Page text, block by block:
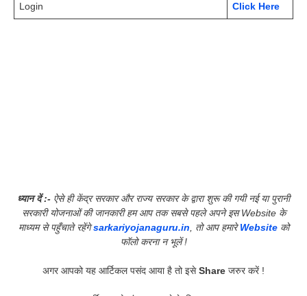
Login Click Here
ध्यान दें :- ऐसे ही केंद्र सरकार और राज्य सरकार के द्वारा शुरू की गयी नई या पुरानी
सरकारी योजनाओं की जानकारी हम आप तक सबसे पहले अपने इस Website के
माध्यम से पहुँचाते रहेंगेsarkariyojanaguru.in , तो आप हमारेWebsiteको
फॉलो करना न भूलें !
अगर आपको यह आर्टिकल पसंद आया है तो इसेShare जरुर करें !